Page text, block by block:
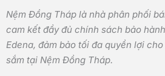
Nệm Đồng Tháp là nhà phân phối
cam kết đầy đủ chính sách bảo
Edena, đảm bảo tối đa quyền lợi
sắm tại Nệm Đồng Tháp.